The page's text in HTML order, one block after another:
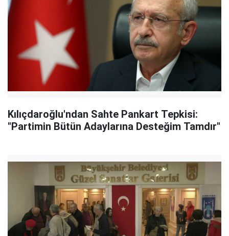
Kılıçdaroğlu'ndan Sahte Pankart Tepkisi:
"Partimin Bütün Adaylarına Desteğim Tamdır"